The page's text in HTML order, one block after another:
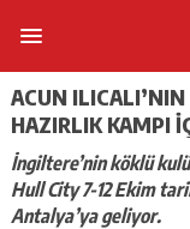
ACUN
HAZIRLIK KAMPI
İngiltere’nin köklü
Hull City 7-12 Ekim
Antalya’ya geliyor.